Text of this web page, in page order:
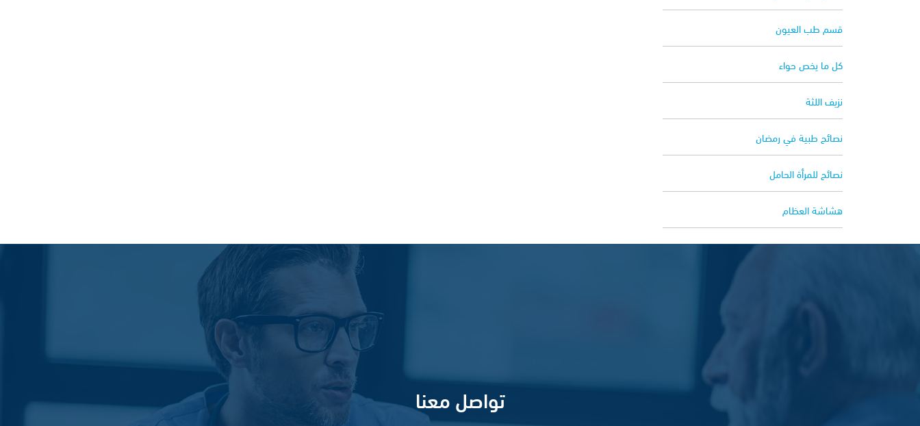
قسم طب العيون
كل ما يخص حواء
نزيف اللثة
نصائح طبية في رمضان
نصائح للمرأة الحامل
هشاشة العظام
تواصل معنا